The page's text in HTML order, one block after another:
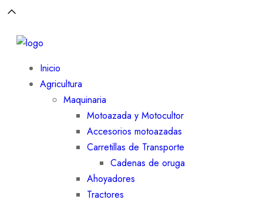
Inicio
Agricultura
Maquinaria
Motoazada y Motocultor
Accesorios motoazadas
Carretillas de Transporte
Cadenas de oruga
Ahoyadores
Tractores